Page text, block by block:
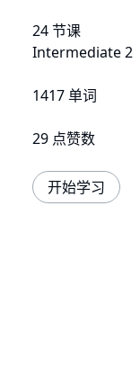
24 节课
Intermediate 2
1417 单词
29 点赞数
开始学习